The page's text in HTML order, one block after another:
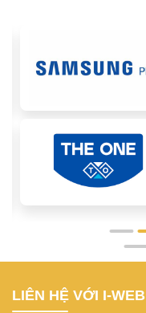
LIÊN HỆ VỚI I-WEB